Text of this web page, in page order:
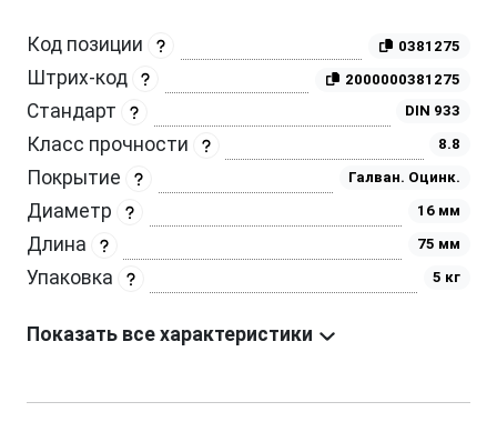
Код позиции 0381275
Штрих-код 2000000381275
Стандарт DIN 933
Класс прочности 8.8
Покрытие Галван. Оцинк.
Диаметр 16 мм
Длина 75 мм
Упаковка 5 кг
Показать все характеристики